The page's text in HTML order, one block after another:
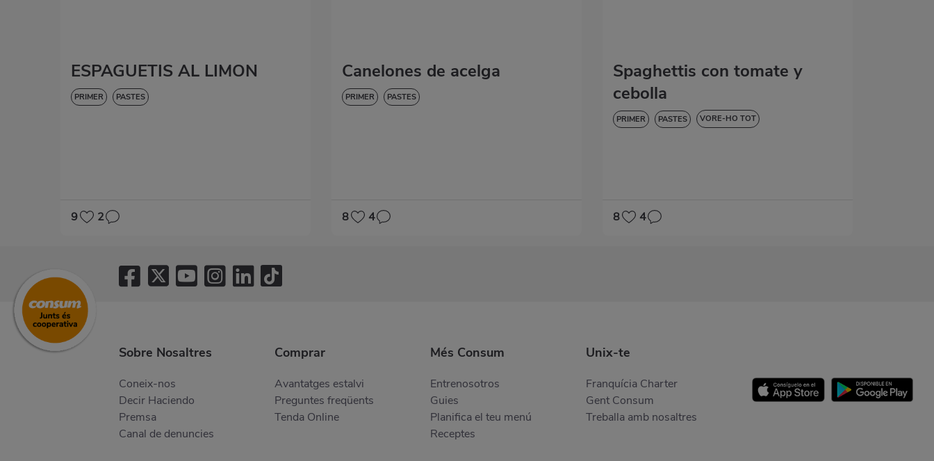
ESPAGUETIS AL LIMON
PRIMER PASTES
9 2
Canelones de acelga
PRIMER PASTES
8 4
Spaghettis con tomate y
cebolla
PRIMER PASTES VORE-HO TOT
8 4
Sobre Nosaltres
Coneix-nos
Decir Haciendo
Premsa
Canal de denuncies
Comprar
Avantatges estalvi
Preguntes freqüents
Tenda Online
Més Consum
Entrenosotros
Guies
Planifica el teu menú
Receptes
Unix-te
Franquícia Charter
Gent Consum
Treballa amb nosaltres